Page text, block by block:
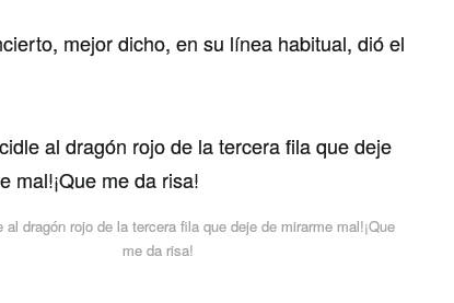
mejor dicho, en su lí­nea habitual, dió el
al dragón rojo de la tercera fila que deje de mirarme mal!¡Que
me da risa!